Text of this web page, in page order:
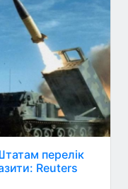
перелік
Reuters